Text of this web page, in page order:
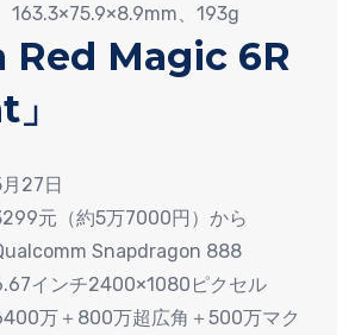
163.3×75.9×8.9mm、193g
Red Magic 6R
27日
元（約5万7000円）から
Snapdragon 888
インチ2400×1080ピクセル
万＋800万超広角＋500万マク